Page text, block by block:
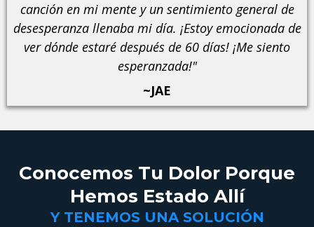
canción en mi mente y un sentimiento general de
desesperanza llenaba mi día. ¡Estoy emocionada de
ver dónde estaré después de 60 días! ¡Me siento
esperanzada!"
~JAE
Conocemos Tu Dolor Porque
Hemos Estado Allí
Y TENEMOS UNA SOLUCIÓN